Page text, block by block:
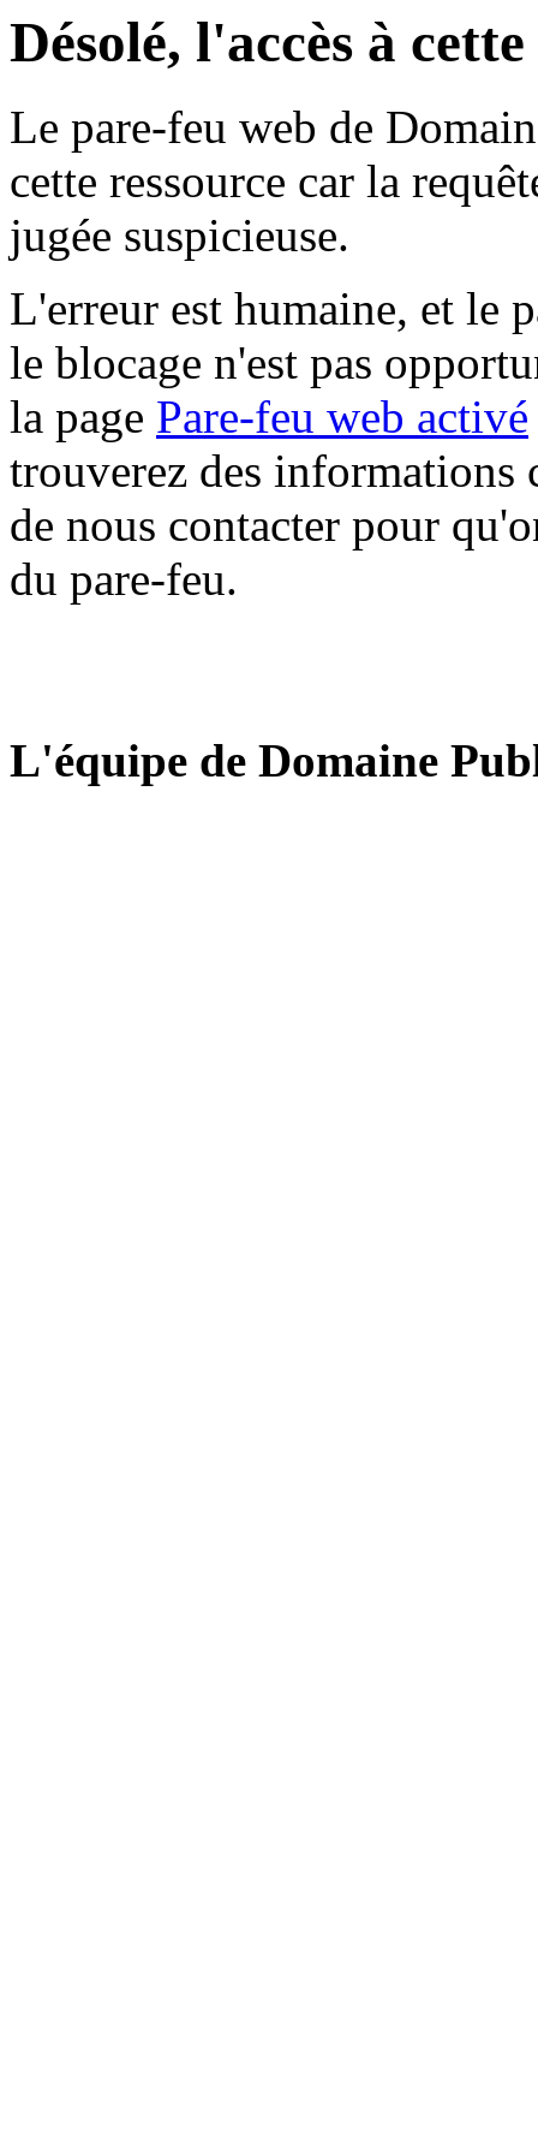
Désolé, l'accès à
Le pare-feu web de
cette ressource car la
jugée suspicieuse.
L'erreur est humaine, et le
le blocage n'est pas
la page Pare-feu web activé
trouverez des informations
de nous contacter pour
du pare-feu.
L'équipe de Domaine